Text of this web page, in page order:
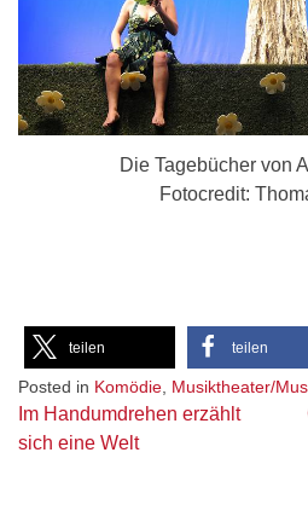
Die Tagebücher von
Fotocredit:
teilen teilen
Posted in Komödie Musiktheater/
Beitragsnavigation
Im Handumdrehen erzählt
sich eine Welt